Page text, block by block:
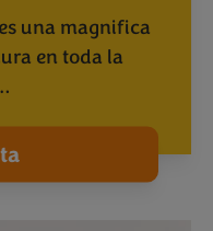
es una magnifica
en toda la